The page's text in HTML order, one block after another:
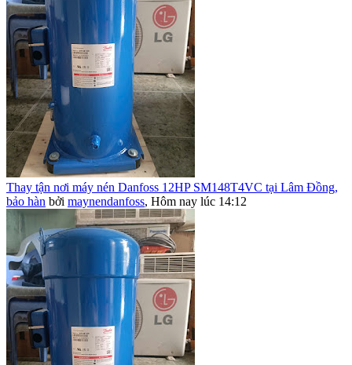
Thay tận nơi máy nén Danfoss 12HP SM148T4VC tại Lâm Đồng,
bảo hàn bởi maynendanfoss, Hôm nay lúc 14:12